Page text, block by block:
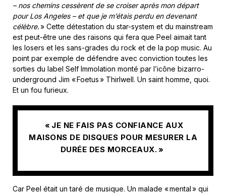
– nos chemins cessèrent de se croiser après mon départ
pour Los Angeles – et que je m’étais perdu en devenant
célèbre.» Cette détestation du star-system et du mainstream
est peut-être une des raisons qui fera que Peel aimait tant
les losers et les sans-grades du rock et de la pop music. Au
point par exemple de défendre avec conviction toutes les
sorties du label Self Immolation monté par l’icône bizarro-
underground Jim « Foetus » Thirlwell. Un saint homme, quoi.
Et un fou furieux.
« JE NE FAIS PAS CONFIANCE AUX
MAISONS DE DISQUES POUR MESURER LA
DURÉE DES MORCEAUX. »
Car Peel était un taré de musique. Un malade « mental » qui